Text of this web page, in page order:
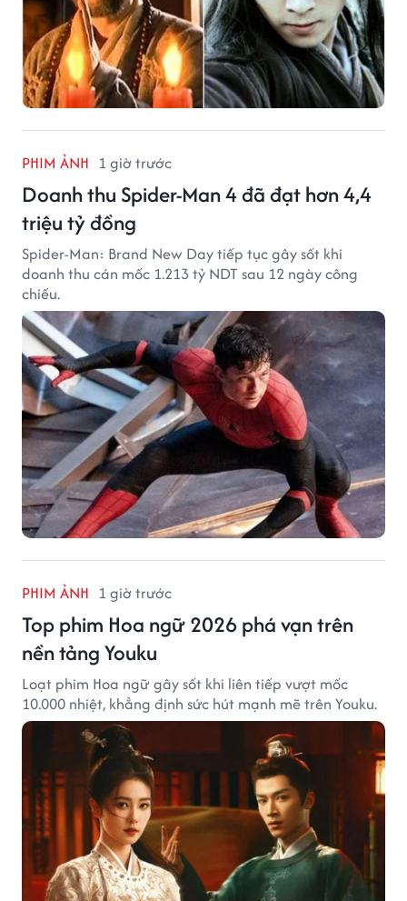
PHIM ẢNH 1 giờ trước
Doanh thu Spider-Man 4 đã đạt hơn 4,4
triệu tỷ đồng
Spider-Man: Brand New Day tiếp tục gây sốt khi
doanh thu cán mốc 1.213 tỷ NDT sau 12 ngày công
chiếu.
PHIM ẢNH 1 giờ trước
Top phim Hoa ngữ 2026 phá vạn trên
nền tảng Youku
Loạt phim Hoa ngữ gây sốt khi liên tiếp vượt mốc
10.000 nhiệt, khẳng định sức hút mạnh mẽ trên Youku.